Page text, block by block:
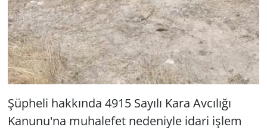
Şüpheli hakkında 4915 Sayılı Kara Avcılığı
Kanunu'na muhalefet nedeniyle idari işlem